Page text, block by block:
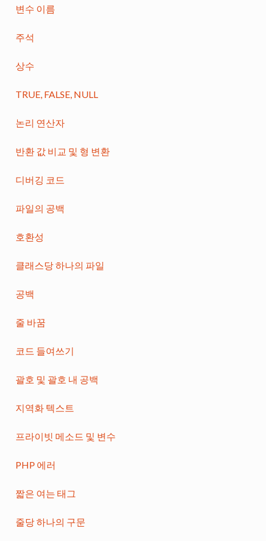
변수 이름
주석
상수
TRUE, FALSE, NULL
논리 연산자
반환 값 비교 및 형 변환
디버깅 코드
파일의 공백
호환성
클래스당 하나의 파일
공백
줄 바꿈
코드 들여쓰기
괄호 및 괄호 내 공백
지역화 텍스트
프라이빗 메소드 및 변수
PHP 에러
짧은 여는 태그
줄당 하나의 구문